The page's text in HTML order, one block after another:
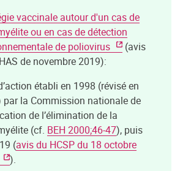
vaccinale autour d'un cas de
ou en cas de détection
de poliovirus
(avis
de novembre 2019):
établi en 1998 (révisé en
par la Commission nationale de
de l’élimination de la
(cf. BEH 2000;46-47), puis
(avis du HCSP du 18 octobre
).